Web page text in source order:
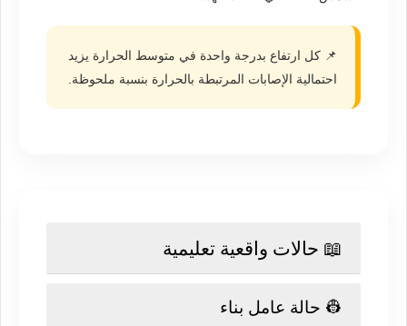
📌 كل ارتفاع بدرجة واحدة في متوسط الحرارة يزيد
احتمالية الإصابات المرتبطة بالحرارة بنسبة ملحوظة.
📖 حالات واقعية تعليمية
👷 حالة عامل بناء